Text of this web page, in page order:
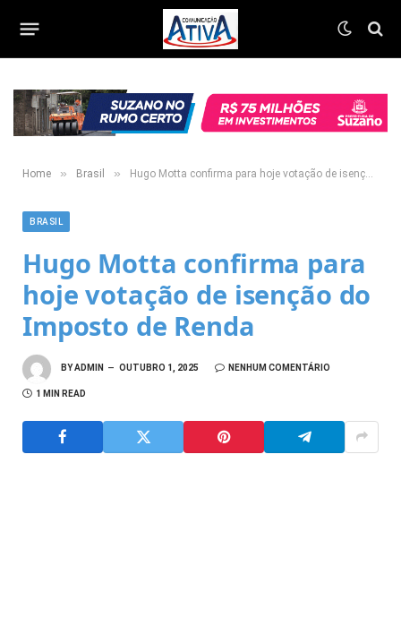
Home » Brasil » Hugo Motta confirma para hoje votação de isenção do Imposto de Renda
BRASIL
Hugo Motta confirma para
hoje votação de isenção do
Imposto de Renda
BYADMIN OUTUBRO 1, 2025 NENHUM COMENTÁRIO
1 MIN READ